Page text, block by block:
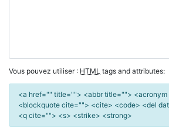
Vous pouvez utiliser : HTML tags and attributes:
<a href="" title=""> <abbr title="">
<blockquote cite=""> <cite> <code> <del
<q cite=""> <s> <strike> <strong>